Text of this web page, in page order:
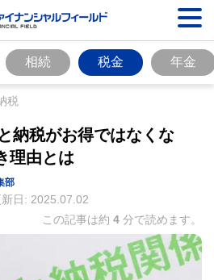
相続 税金 年金
税
納税がお得ではなくな
理由とは
部
新日: 2025.07.02
この記事は約 4 分で読めます。